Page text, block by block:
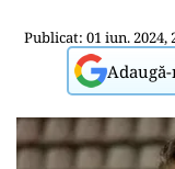
Publicat: 01 iun. 2024,